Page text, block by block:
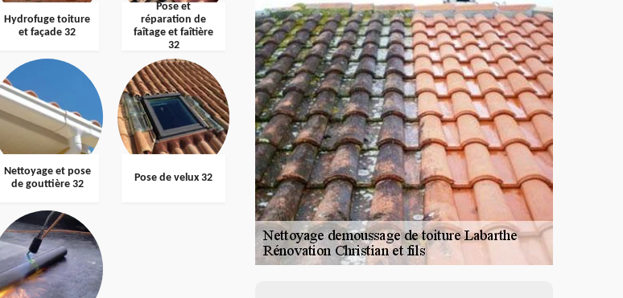
Hydrofuge toiture
et façade 32
Pose et
réparation de
faîtage et faîtière
32
Nettoyage et pose
de gouttière 32
Pose de velux 32